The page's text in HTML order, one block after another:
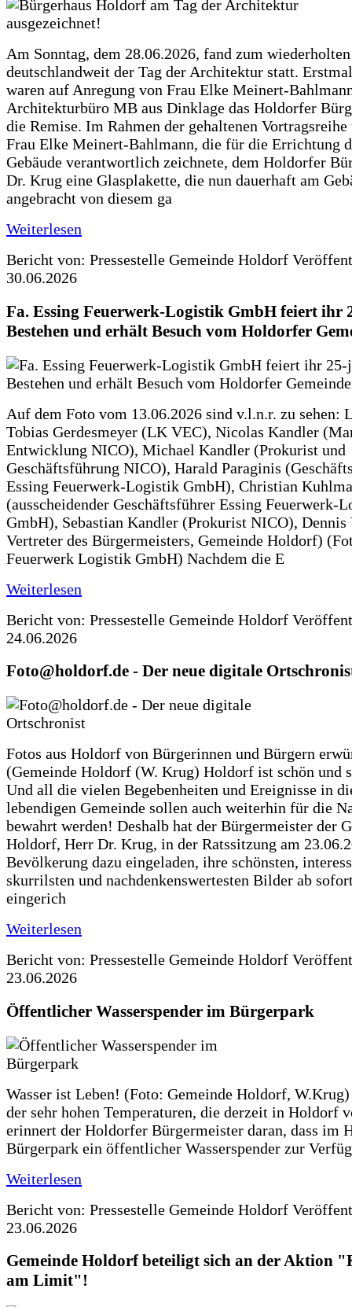
Am Sonntag, dem 28.06.2026, fand zum
deutschlandweit der Tag der Architektur statt.
waren auf Anregung von Frau Elke Meinert-
Architekturbüro MB aus Dinklage das Holdorfer
die Remise. Im Rahmen der gehaltenen
Frau Elke Meinert-Bahlmann, die für die Errichtung
Gebäude verantwortlich zeichnete, dem Holdorfer
Dr. Krug eine Glasplakette, die nun dauerhaft am
angebracht von diesem ga
Weiterlesen
Bericht von: Pressestelle Gemeinde Holdorf
30.06.2026
Fa. Essing Feuerwerk-Logistik GmbH feiert ihr
Bestehen und erhält Besuch vom Holdorfer
Auf dem Foto vom 13.06.2026 sind v.l.n.r. zu sehen:
Tobias Gerdesmeyer (LK VEC), Nicolas Kandler
Entwicklung NICO), Michael Kandler (Prokurist und
Geschäftsführung NICO), Harald Paraginis
Essing Feuerwerk-Logistik GmbH), Christian
(ausscheidender Geschäftsführer Essing Feuerwerk-
GmbH), Sebastian Kandler (Prokurist NICO),
Vertreter des Bürgermeisters, Gemeinde Holdorf)
Feuerwerk Logistik GmbH) Nachdem die E
Weiterlesen
Bericht von: Pressestelle Gemeinde Holdorf
24.06.2026
Foto@holdorf.de - Der neue digitale
Fotos aus Holdorf von Bürgerinnen und Bürgern
(Gemeinde Holdorf (W. Krug) Holdorf ist schön und
Und all die vielen Begebenheiten und Ereignisse in
lebendigen Gemeinde sollen auch weiterhin für die
bewahrt werden! Deshalb hat der Bürgermeister der
Holdorf, Herr Dr. Krug, in der Ratssitzung am
Bevölkerung dazu eingeladen, ihre schönsten,
skurrilsten und nachdenkenswertesten Bilder ab
eingerich
Weiterlesen
Bericht von: Pressestelle Gemeinde Holdorf
23.06.2026
Öffentlicher Wasserspender im Bürgerpark
Wasser ist Leben! (Foto: Gemeinde Holdorf,
der sehr hohen Temperaturen, die derzeit in Holdorf
erinnert der Holdorfer Bürgermeister daran, dass im
Bürgerpark ein öffentlicher Wasserspender zur
Weiterlesen
Bericht von: Pressestelle Gemeinde Holdorf
23.06.2026
Gemeinde Holdorf beteiligt sich an der Aktion
am Limit"!